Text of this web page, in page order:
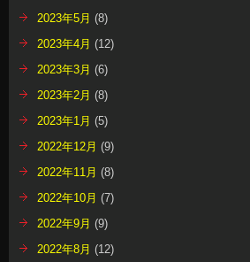
2023年5月 (8)
2023年4月 (12)
2023年3月 (6)
2023年2月 (8)
2023年1月 (5)
2022年12月 (9)
2022年11月 (8)
2022年10月 (7)
2022年9月 (9)
2022年8月 (12)